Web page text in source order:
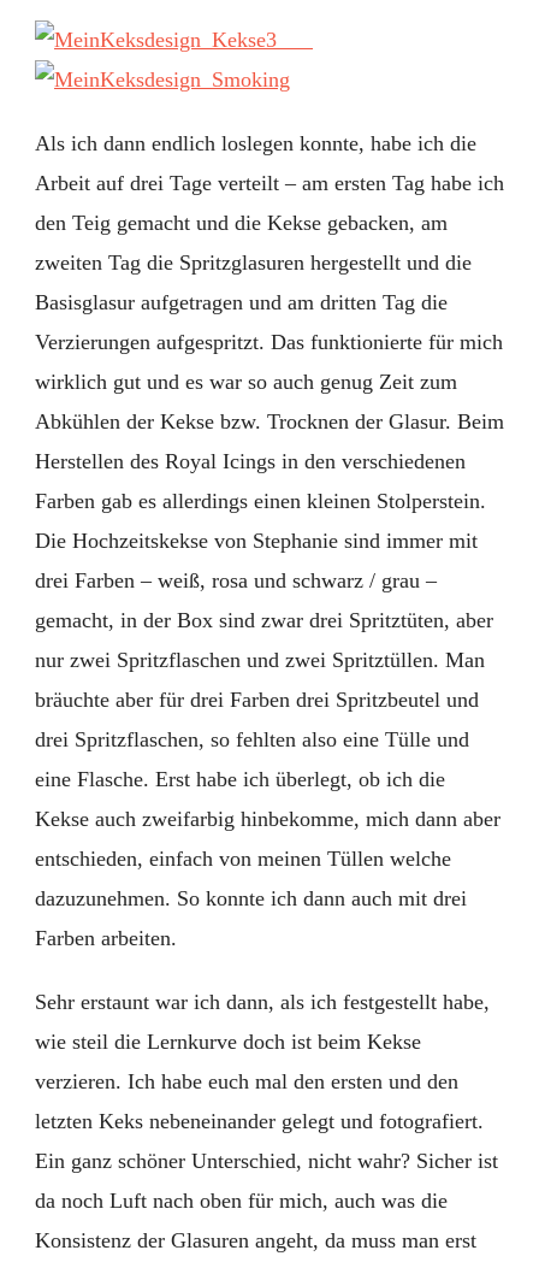
Als ich dann endlich loslegen konnte, habe ich die
Arbeit auf drei Tage verteilt – am ersten Tag habe ich
den Teig gemacht und die Kekse gebacken, am
zweiten Tag die Spritzglasuren hergestellt und die
Basisglasur aufgetragen und am dritten Tag die
Verzierungen aufgespritzt. Das funktionierte für mich
wirklich gut und es war so auch genug Zeit zum
Abkühlen der Kekse bzw. Trocknen der Glasur. Beim
Herstellen des Royal Icings in den verschiedenen
Farben gab es allerdings einen kleinen Stolperstein.
Die Hochzeitskekse von Stephanie sind immer mit
drei Farben – weiß, rosa und schwarz / grau –
gemacht, in der Box sind zwar drei Spritztüten, aber
nur zwei Spritzflaschen und zwei Spritztüllen. Man
bräuchte aber für drei Farben drei Spritzbeutel und
drei Spritzflaschen, so fehlten also eine Tülle und
eine Flasche. Erst habe ich überlegt, ob ich die
Kekse auch zweifarbig hinbekomme, mich dann aber
entschieden, einfach von meinen Tüllen welche
dazuzunehmen. So konnte ich dann auch mit drei
Farben arbeiten.
Sehr erstaunt war ich dann, als ich festgestellt habe,
wie steil die Lernkurve doch ist beim Kekse
verzieren. Ich habe euch mal den ersten und den
letzten Keks nebeneinander gelegt und fotografiert.
Ein ganz schöner Unterschied, nicht wahr? Sicher ist
da noch Luft nach oben für mich, auch was die
Konsistenz der Glasuren angeht, da muss man erst